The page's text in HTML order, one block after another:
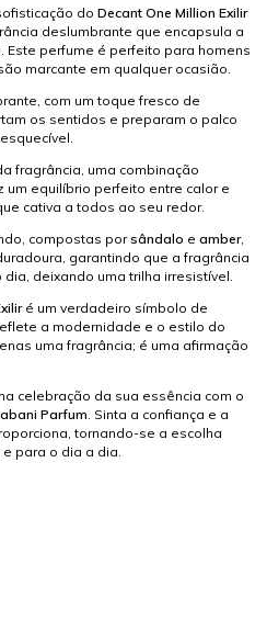
do Decant One Million Exilir
deslumbrante que encapsula a
Este perfume é perfeito para homens
marcante em qualquer ocasião.
com um toque fresco de
os sentidos e preparam o palco
fragrância, uma combinação
um equilíbrio perfeito entre calor e
cativa a todos ao seu redor.
compostas porsândalo e amber,
garantindo que a fragrância
deixando uma trilha irresistível.
é um verdadeiro símbolo de
a modernidade e o estilo do
uma fragrância; é uma afirmação
celebração da sua essência com o
Parfum . Sinta a confiança e a
tornando-se a escolha
para o dia a dia.